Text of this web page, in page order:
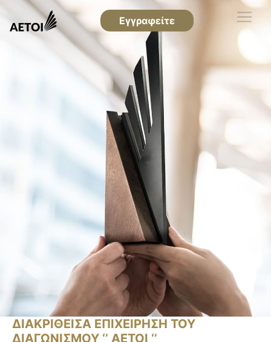
Εγγραφείτε
ΔΙΑΚΡΙΘΕΙΣΑ ΕΠΙΧΕΙΡΗΣΗ ΤΟΥ
ΔΙΑΓΩΝΙΣΜΟΥ ‘’ ΑΕΤΟΙ ‘’